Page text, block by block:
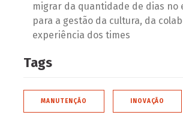
migrar da quantidade de dias no
para a gestão da cultura, da
experiência dos times
Tags
MANUTENÇÃO INOVAÇÃO